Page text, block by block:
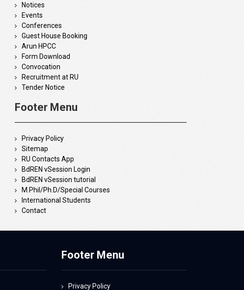
Notices
Events
Conferences
Guest House Booking
Arun HPCC
Form Download
Convocation
Recruitment at RU
Tender Notice
Footer Menu
Privacy Policy
Sitemap
RU Contacts App
BdREN vSession Login
BdREN vSession tutorial
M.Phil/Ph.D/Special Courses
International Students
Contact
Footer Menu
Privacy Policy